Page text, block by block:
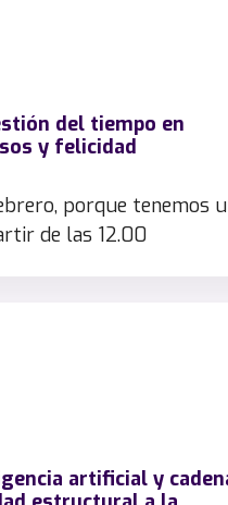
del tiempo en
y felicidad
porque tenemos
de las 12.00
artificial y